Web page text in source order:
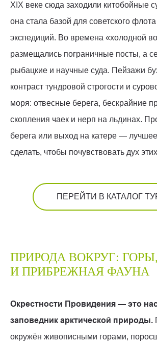
XIX веке сюда заходили китобойные
она стала базой для советского
экспедиций. Во времена «холодной
размещались пограничные посты, а
рыбацкие и научные суда. Пейзажи
контраст тундровой строгости и
моря: отвесные берега, бескрайние
скопления чаек и нерп на льдинах.
берега или выход на катере —
сделать, чтобы почувствовать дух
ПЕРЕЙТИ В КАТАЛОГ
ПРИРОДА ВОКРУГ:
И ПРИБРЕЖНАЯ ФАУНА
Окрестности Провидения — это
заповедник арктической природы.
окружён живописными горами,